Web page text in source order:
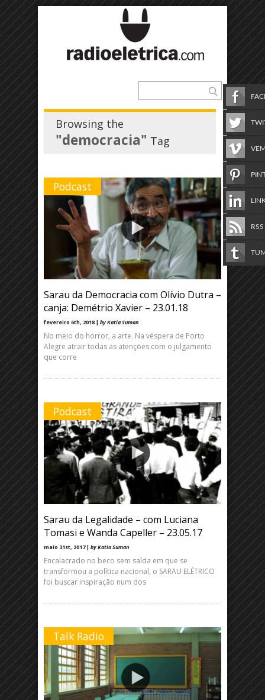
Browsing the
"democracia" Tag
Podcast
Sarau da Democracia com Olívio Dutra –
canja: Demétrio Xavier – 23.01.18
fevereiro 6th, 2018 | by Katia Suman
No meio do horror, a arte. Na véspera de Porto
Alegre atrair todas as atenções com o julgamento
que corre
Podcast
Sarau da Legalidade – com Luciana
Tomasi e Wanda Capeller – 23.05.17
maio 31st, 2017 | by Katia Suman
Encalacrado no beco sem saída em que se
transformou a política nacional, o SARAU ELÉTRICO
foi buscar inspiração num dos
Talk Radio
RSS